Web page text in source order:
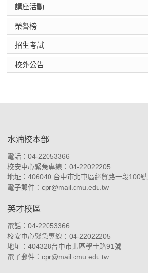
講座活動
榮譽榜
招生考試
校外公告
水湳校本部
電話：04-22053366
校安中心緊急專線：04-22022205
地址： 406040 台中市北屯區經貿路一段100號
電子郵件： cpr@mail.cmu.edu.tw
英才校區
電話：04-22053366
校安中心緊急專線：04-22022205
地址： 404328台中市北區學士路91號
電子郵件： cpr@mail.cmu.edu.tw